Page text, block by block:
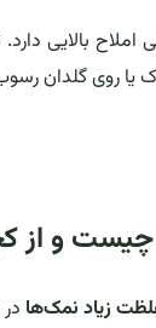
املاح بالایی
یا روی گلدان
و از
زیاد نمک‌ها